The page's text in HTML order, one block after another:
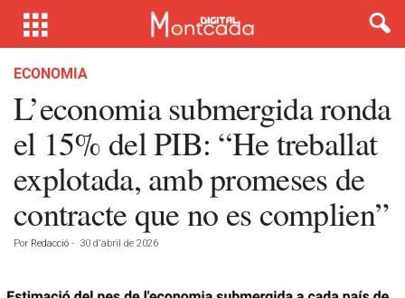
ECONOMIA
L’economia submergida ronda
el 15% del PIB: “He treballat
explotada, amb promeses de
contracte que no es complien”
Por Redacció - 30 d'abril de 2026